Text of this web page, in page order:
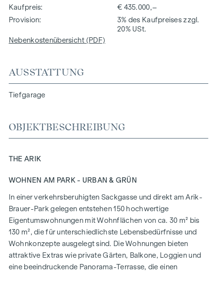
Kaufpreis
€ 435.000,–
Provision
3% des Kaufpreises zzgl.
20% USt.
Nebenkostenübersicht (PDF)
AUSSTATTUNG
Tiefgarage
OBJEKTBESCHREIBUNG
THE ARIK
WOHNEN AM PARK - URBAN & GRÜN
In einer verkehrsberuhigten Sackgasse und direkt am Arik-
Brauer-Park gelegen entstehen 150 hochwertige
Eigentumswohnungen mit Wohnflächen von ca. 30 m² bis
130 m², die für unterschiedlichste Lebensbedürfnisse und
Wohnkonzepte ausgelegt sind. Die Wohnungen bieten
attraktive Extras wie private Gärten, Balkone, Loggien und
eine beeindruckende Panorama-Terrasse, die einen